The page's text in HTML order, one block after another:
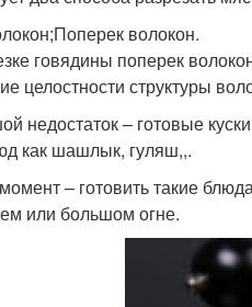
волокон.
говядины поперек
целостности структуры
недостаток – готовые
как шашлык, гуляш,,.
– готовить такие
или большом огне.